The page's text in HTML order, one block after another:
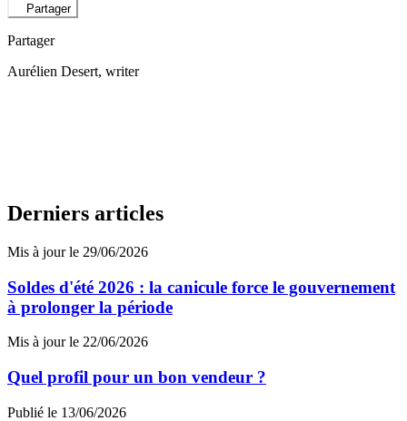
Partager
Partager
Aurélien Desert, writer
Derniers articles
Mis à jour le 29/06/2026
Soldes d'été 2026 : la canicule force le gouvernement
à prolonger la période
Mis à jour le 22/06/2026
Quel profil pour un bon vendeur ?
Publié le 13/06/2026